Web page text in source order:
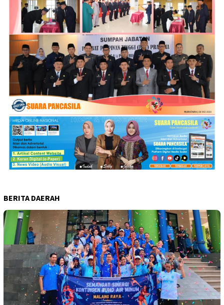
BERITA DAERAH